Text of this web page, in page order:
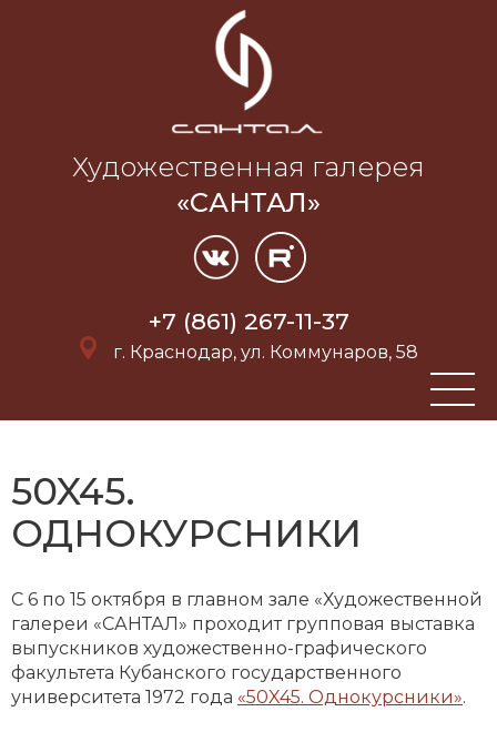
Художественная галерея
«САНТАЛ»
+7 (861) 267-11-37
г. Краснодар, ул. Коммунаров, 58
50X45.
ОДНОКУРСНИКИ
С 6 по 15 октября в главном зале «Художественной
галереи «САНТАЛ» проходит групповая выставка
выпускников художественно-графического
факультета Кубанского государственного
университета 1972 года «50X45. Однокурсники».